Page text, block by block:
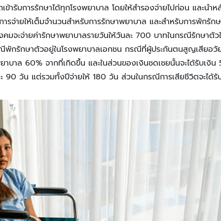
ข้ารับการรักษาได้ทุกโรงพยาบาล โดยให้สำรองจ่ายไปก่อน และนำ
รจ่ายให้เต็มจำนวนสำหรับการรักษาพยาบาล และสำหรับการพักรัก
มจะจ่ายค่ารักษาพยาบาลรายวันให้วันละ 700 บาทในกรณีรักษาตัว
กรักษาตัวอยู่ในโรงพยาบาลเอกชน กรณีที่ผู้ประกันตนสูญเสียอวัย
บาล 60% จากที่เกิดขึ้น และในส่วนของเงินชดเชยนั้นจะได้รับเงิน
ะ 90 วัน แต่รวมทั้งปีจ่ายให้ 180 วัน ส่วนในกรณีการเสียชีวิตจะได้